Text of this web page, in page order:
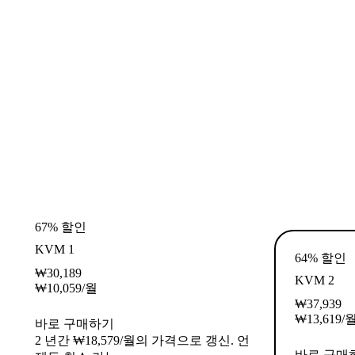
67% 할인
KVM 1
₩30,189
₩10,059/월
바로 구매하기
2 년간 ₩18,579/월의 가격으로 갱신. 언
64% 할인
KVM 2
₩37,939
₩13,619/